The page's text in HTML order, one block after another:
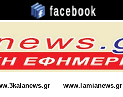
www.lamianews.gr